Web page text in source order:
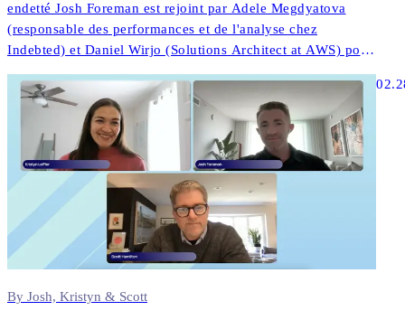
endetté Josh Foreman est rejoint par Adele Megdyatova
(responsable des performances et de l'analyse chez
Indebted) et Daniel Wirjo (Solutions Architect at AWS) pour
explorer la façon dont les collections à AI et les stratégies
numériques d'abord transforment l'engagement des clients
dans ANZ.
By Josh, Kristyn & Scott